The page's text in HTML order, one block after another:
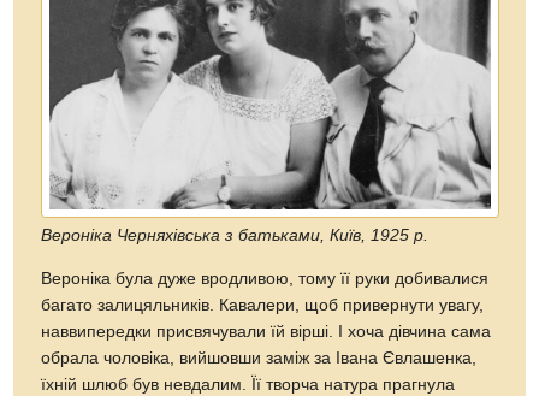
Вероніка Черняхівська з батьками, Київ, 1925 р.
Вероніка була дуже вродливою, тому її руки добивалися
багато залицяльників. Кавалери, щоб привернути увагу,
наввипередки присвячували їй вірші. І хоча дівчина сама
обрала чоловіка, вийшовши заміж за Івана Євлашенка,
їхній шлюб був невдалим. Її творча натура прагнула